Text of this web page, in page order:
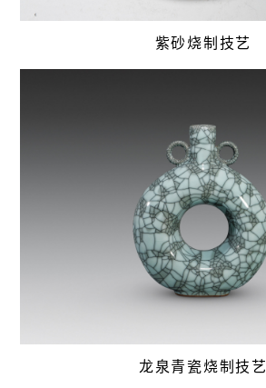
紫砂烧制技艺
龙泉青瓷烧制技艺